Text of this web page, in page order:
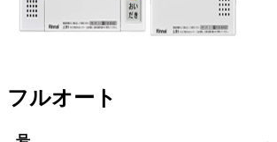
フルオート